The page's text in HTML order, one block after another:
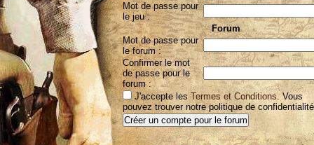
Mot de passe pour
le jeu :
Forum
Mot de passe pour
le forum :
Confirmer le mot
de passe pour le
forum :
J'accepte les Termes et Conditions. Vous
pouvez trouver notre politique de